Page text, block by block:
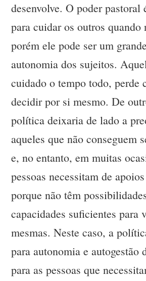
desenvolve. O poder pastoral
para cuidar os outros quando
porém ele pode ser um
autonomia dos sujeitos.
cuidado o tempo todo, perde
decidir por si mesmo. De
política deixaria de lado a
aqueles que não conseguem
e, no entanto, em muitas
pessoas necessitam de
porque não têm
capacidades suficientes para
mesmas. Neste caso, a
para autonomia e autogestão
para as pessoas que